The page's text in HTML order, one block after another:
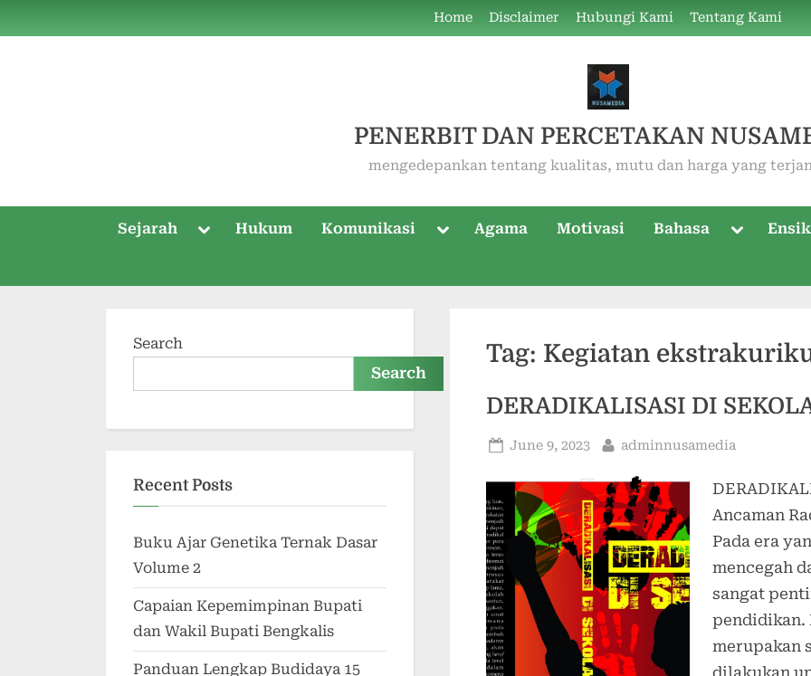
to
Home Disclaimer Hubungi Kami Tentang Kami
PENERBIT DAN PERCETAKAN
mengedepankan tentang kualitas, mutu dan harga yang
Sejarah
ToggleHukum Komunikasi
ToggleAgama Motivasi Bahasa
Toggle
Tag: Kegiatan
DERADIKALISASI DI
Posted
June 9, 2023 By
adminnusamedia
Ancaman
Pada era
mencegah
sangat
pendidikan.
merupakan
Search
Search
Recent Posts
Buku Ajar Genetika Ternak Dasar
Volume 2
Capaian Kepemimpinan Bupati
dan Wakil Bupati Bengkalis
Panduan Lengkap Budidaya 15